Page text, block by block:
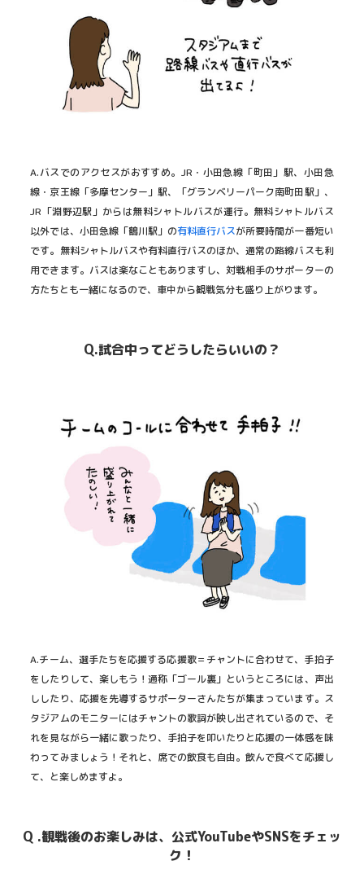
A.バスでのアクセスがおすすめ。JR・小田急線「町田」駅、小田急
線・京王線「多摩センター」駅、「グランベリーパーク南町田駅」、
JR「淵野辺駅」からは無料シャトルバスが運行。無料シャトルバス
以外では、小田急線「鶴川駅」の有料直行バスが所要時間が一番短い
です。無料シャトルバスや有料直行バスのほか、通常の路線バスも利
用できます。バスは楽なこともありますし、対戦相手のサポーターの
方たちとも一緒になるので、車中から観戦気分も盛り上がります。
Q.試合中ってどうしたらいいの？
A.チーム、選手たちを応援する応援歌＝チャントに合わせて、手拍子
をしたりして、楽しもう！通称「ゴール裏」というところには、声出
ししたり、応援を先導するサポーターさんたちが集まっています。ス
タジアムのモニターにはチャントの歌詞が映し出されているので、そ
れを見ながら一緒に歌ったり、手拍子を叩いたりと応援の一体感を味
わってみましょう！それと、席での飲食も自由。飲んで食べて応援し
て、と楽しめますよ。
Q .観戦後のお楽しみは、公式YouTubeやSNSをチェッ
ク！